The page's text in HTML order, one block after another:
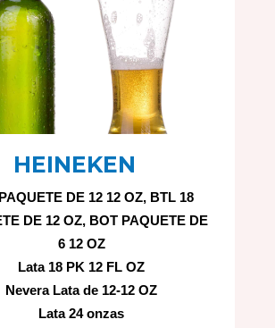
HEINEKEN
DE 12 12 OZ, BTL 18
DE 12 OZ, BOT PAQUETE DE
6 12 OZ
Lata 18 PK 12 FL OZ
Nevera Lata de 12-12 OZ
Lata 24 onzas